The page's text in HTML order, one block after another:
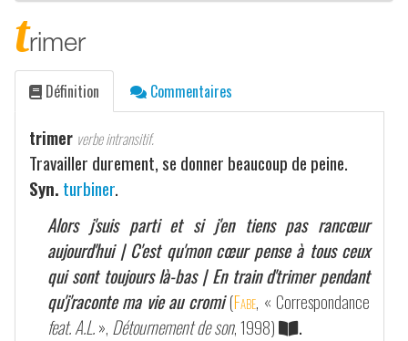
trimer
Définition Commentaires
trimer verbe intransitif.
Travailler durement, se donner beaucoup de peine.
Syn. turbiner.
Alors j'suis parti et si j'en tiens pas rancœur
aujourd'hui | C'est qu'mon cœur pense à tous ceux
qui sont toujours là-bas | En train d'trimer pendant
qu'j'raconte ma vie au cromi (Fabe, « Correspondance
feat. A.L.», Détournement de son, 1998)
.